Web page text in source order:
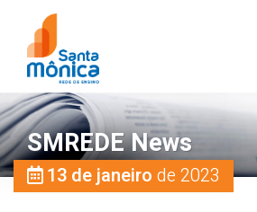
SMREDE News
13 de janeiro de 2023